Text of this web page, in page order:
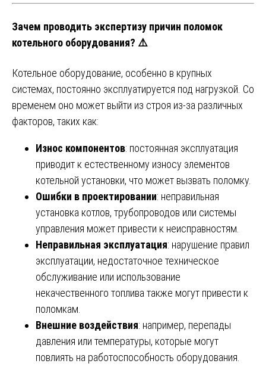
Зачем проводить экспертизу причин поломок
котельного оборудования? ⚠️
Котельное оборудование, особенно в крупных
системах, постоянно эксплуатируется под нагрузкой. Со
временем оно может выйти из строя из-за различных
факторов, таких как:
Износ компонентов: постоянная эксплуатация
приводит к естественному износу элементов
котельной установки, что может вызвать поломку.
Ошибки в проектировании: неправильная
установка котлов, трубопроводов или системы
управления может привести к неисправностям.
Неправильная эксплуатация: нарушение правил
эксплуатации, недостаточное техническое
обслуживание или использование
некачественного топлива также могут привести к
поломкам.
Внешние воздействия: например, перепады
давления или температуры, которые могут
повлиять на работоспособность оборудования.